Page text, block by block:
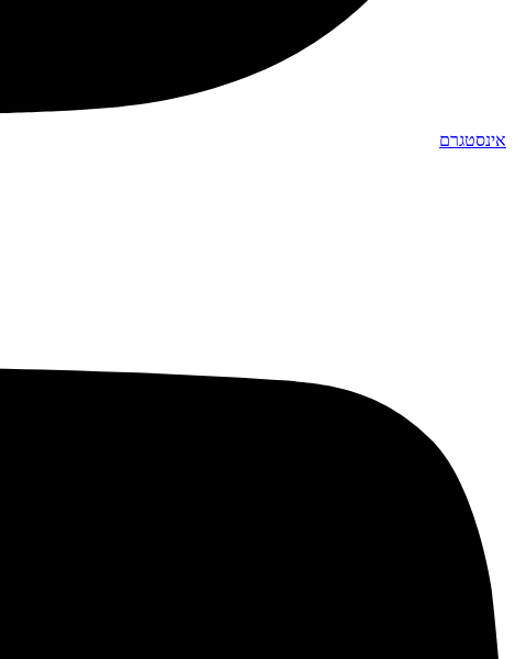
אינסטגרם